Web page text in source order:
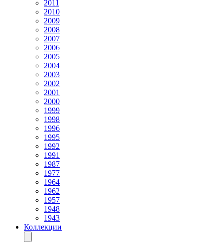
2011
2010
2009
2008
2007
2006
2005
2004
2003
2002
2001
2000
1999
1998
1996
1995
1992
1991
1987
1977
1964
1962
1957
1948
1943
Коллекции